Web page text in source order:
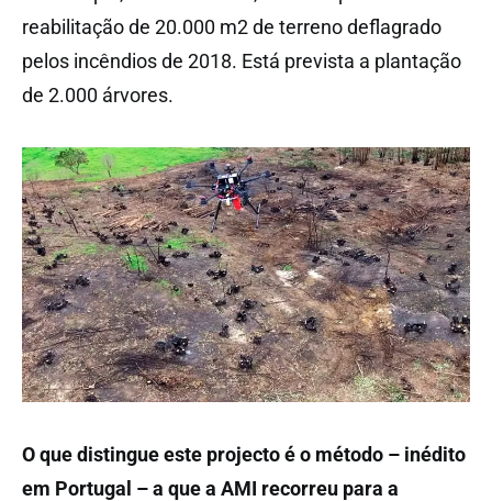
reabilitação de 20.000 m2 de terreno deflagrado
pelos incêndios de 2018. Está prevista a plantação
de 2.000 árvores.
O que distingue este projecto é o método – inédito
em Portugal – a que a AMI recorreu para a